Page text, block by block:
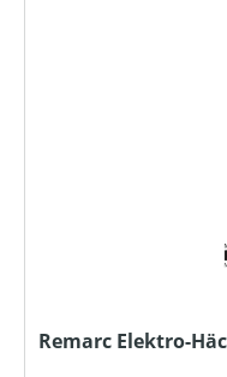
Remarc Elektro-